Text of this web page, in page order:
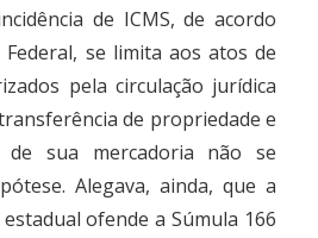
de ICMS, de acordo
se limita aos atos de
pela circulação jurídica
de propriedade e
sua mercadoria não se
Alegava, ainda, que a
ofende a Súmula 166